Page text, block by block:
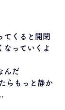
てくると開閉
なっていくよ
んだ
らもっと静か